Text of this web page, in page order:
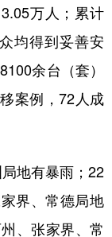
山西
江西
湖南
万人；累计
均得到妥善安
余台（套）
案例，72人成
地有暴雨；22
界、常德局地
、张家界、常